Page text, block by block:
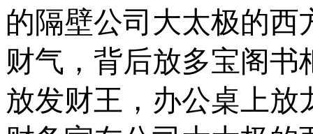
的隔壁公司大太极的西
财气，背后放多宝阁
放发财王，办公桌上放